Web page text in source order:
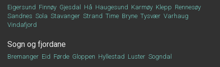
Eigersund Finnøy Gjesdal Hå Haugesund Karmøy Klepp Rennesøy
Sandnes Sola Stavanger Strand Time Bryne Tysvær Varhaug
Vindafjord
Sogn og fjordane
Bremanger Eid Førde Gloppen Hyllestad Luster Sogndal